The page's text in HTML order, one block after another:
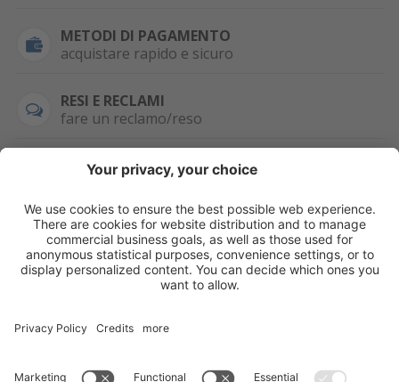
METODI DI PAGAMENTO
acquistare rapido e sicuro
RESI E RECLAMI
fare un reclamo/reso
SEMPRE DISPONIBILE
0471 506798
WHATSAPP
+39 376 2951129
HAI LA PARTITA
IVA?
Per ordini, offerte,
prezzi speciali e
ulteriori articoli